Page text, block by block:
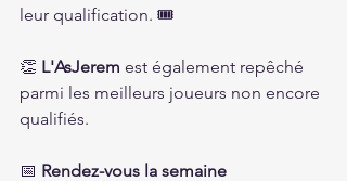
leur qualification. 🎟️
👏 L'AsJerem est également repêché
parmi les meilleurs joueurs non encore
qualifiés.
📅 Rendez-vous la semaine